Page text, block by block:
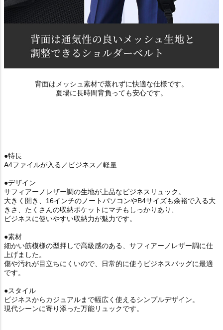
背面はメッシュ素材で蒸れずに快適な仕様です。
夏場に長時間背負っても安心です。
●特長
A4ファイルが入る／ビジネス／軽量
●デザイン
サフィアーノレザー調の生地が上品なビジネスリュック。
大きく開き、16インチのノートパソコンやB4サイズも余裕で入る大
きさ、たくさんの収納ポケットにマチもしっかりあり、
ビジネスに使いやすい収納力が魅力です。
●素材
細かい筋模様の型押しで高級感のある、サフィアーノレザー調に仕
上げました。
傷や汚れが目立ちにくいので、日常的に使うビジネスバッグに最適
です。
●スタイル
ビジネスからカジュアルまで幅広く使えるシンプルデザイン。
現代シーンに寄り添った万能リュックです。